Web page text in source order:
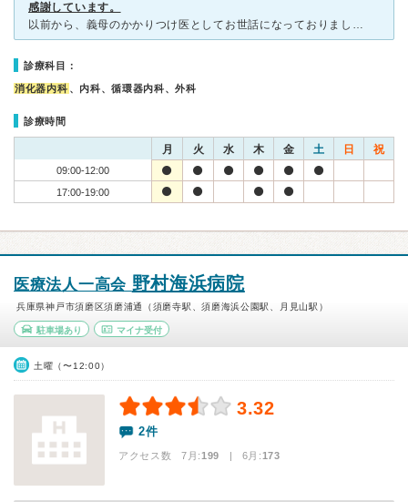
感謝しています。
以前から、義母のかかりつけ医としてお世話になっておりました。 軽度の認知症がありその他に数年前にガンを患い手術を国立病院で行いました。 その後の体調管理のため月1回定期的に受診しておりました。
診療科目：
消化器内科 、内科、循環器内科、外科
診療時間
月 火 水 木 金 土 日 祝
09:00-12:00
17:00-19:00
医療法人一高会 野村海浜病院
兵庫県神戸市須磨区須磨浦通（須磨寺駅、須磨海浜公園駅、月見山駅）
駐車場あり マイナ受付
土曜（〜12:00）
3.32
2件
アクセス数 7月:199 | 6月:173